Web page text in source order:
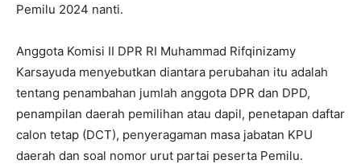
Pemilu 2024 nanti.
Anggota Komisi II DPR RI Muhammad Rifqinizamy
Karsayuda menyebutkan diantara perubahan itu adalah
tentang penambahan jumlah anggota DPR dan DPD,
penampilan daerah pemilihan atau dapil, penetapan daftar
calon tetap (DCT), penyeragaman masa jabatan KPU
daerah dan soal nomor urut partai peserta Pemilu.